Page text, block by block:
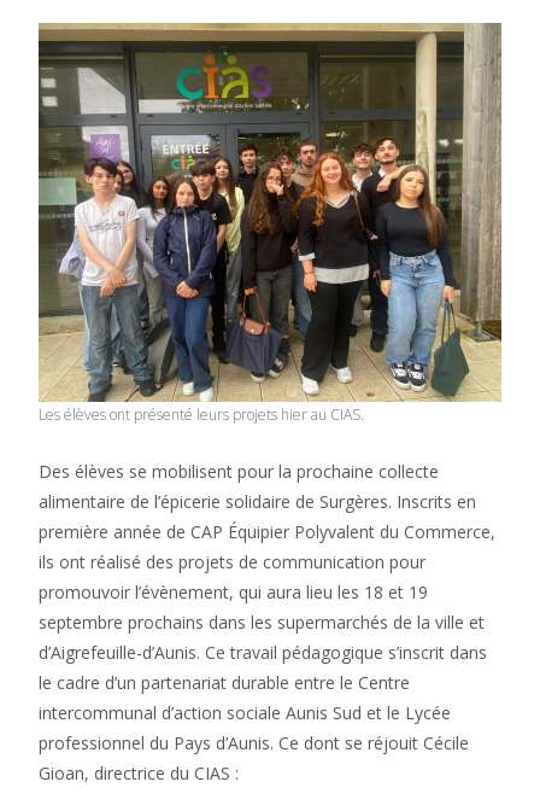
Les élèves ont présenté leurs projets hier au CIAS.
Des élèves se mobilisent pour la prochaine collecte
alimentaire de l’épicerie solidaire de Surgères. Inscrits en
première année de CAP Équipier Polyvalent du Commerce,
ils ont réalisé des projets de communication pour
promouvoir l’évènement, qui aura lieu les 18 et 19
septembre prochains dans les supermarchés de la ville et
d’Aigrefeuille-d’Aunis. Ce travail pédagogique s’inscrit dans
le cadre d’un partenariat durable entre le Centre
intercommunal d’action sociale Aunis Sud et le Lycée
professionnel du Pays d’Aunis. Ce dont se réjouit Cécile
Gioan, directrice du CIAS :